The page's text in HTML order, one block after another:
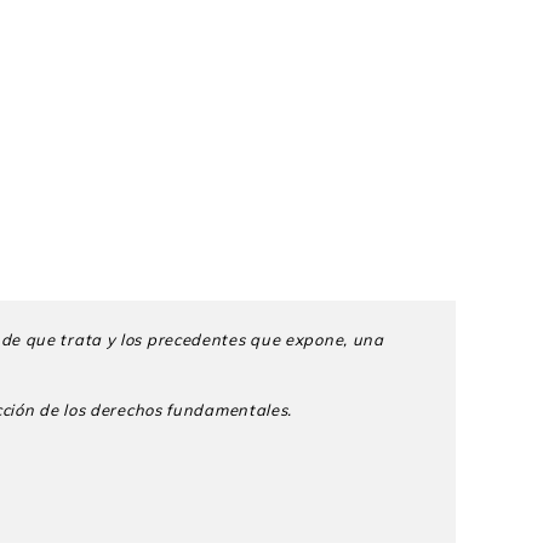
que trata y los precedentes que expone, una
de los derechos fundamentales.